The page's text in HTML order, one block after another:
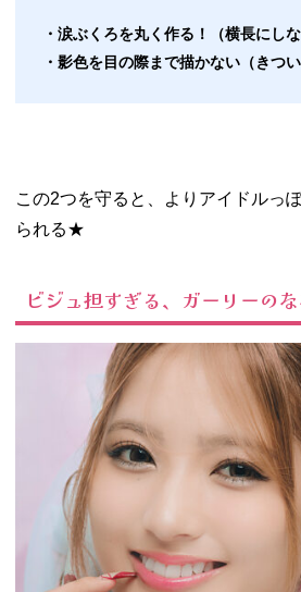
・涙ぶくろを丸く作る！（横長にしな
・影色を目の際まで描かない（きつ
この2つを守ると、よりアイドルっ
られる★
ビジュ担すぎる、ガーリーの